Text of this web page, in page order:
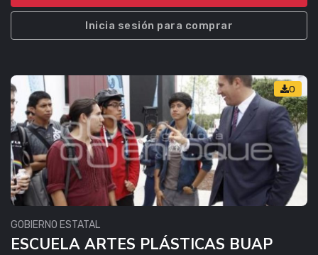
Inicia sesión para comprar
0
GOBIERNO ESTATAL
ESCUELA ARTES PLÁSTICAS BUAP